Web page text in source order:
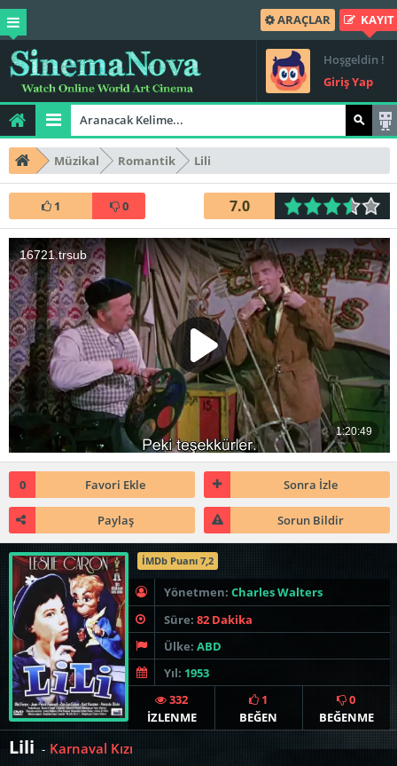
ARAÇLAR KAYIT
Hoşgeldin !
Giriş Yap
Müzikal Romantik Lili
1 0 7.0
0 Favori Ekle Sonra İzle
Paylaş Sorun Bildir
İMDb Puanı 7,2
Yönetmen: Charles Walters
Süre: 82 Dakika
Ülke: ABD
Yıl: 1953
332
İZLENME
1
BEĞEN
0
BEĞENME
Lili - Karnaval Kızı